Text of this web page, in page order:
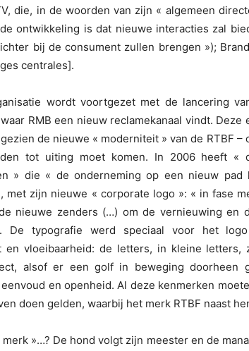
die, in de woorden van zijn « algemeen
ontwikkeling is dat nieuwe interacties zal
bij de consument zullen brengen »);
centrales].
wordt voortgezet met de lancering
RMB een nieuw reclamekanaal vindt.
de nieuwe « moderniteit » van de RTBF
tot uiting moet komen. In 2006 heeft «
» die « de onderneming op een nieuw
met zijn nieuwe « corporate logo »: « in fase
nieuwe zenders (…) om de vernieuwing en
De typografie werd speciaal voor het
en vloeibaarheid: de letters, in kleine letters,
alsof er een golf in beweging doorheen
en openheid. Al deze kenmerken
doen gelden, waarbij het merk RTBF naast
merk »…? De hond volgt zijn meester en de